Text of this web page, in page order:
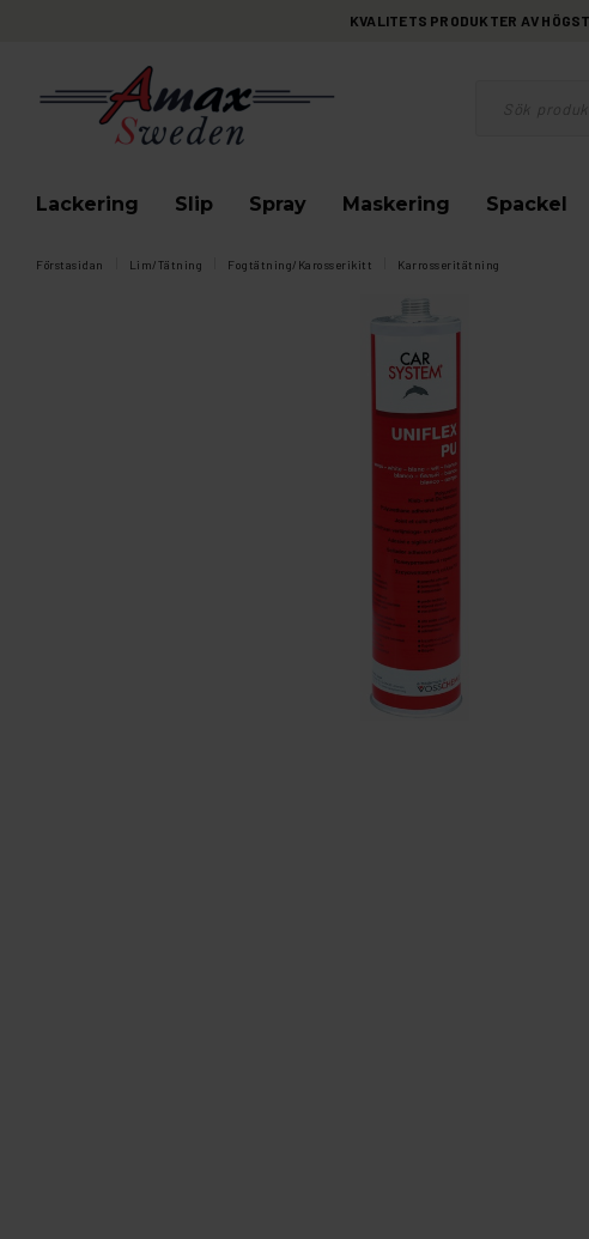
KVALITETS PRODUKTER AV
Lackering Slip Spray Maskering Spackel
Förstasidan Lim/Tätning Fogtätning/Karosserikitt Karrosseritätning